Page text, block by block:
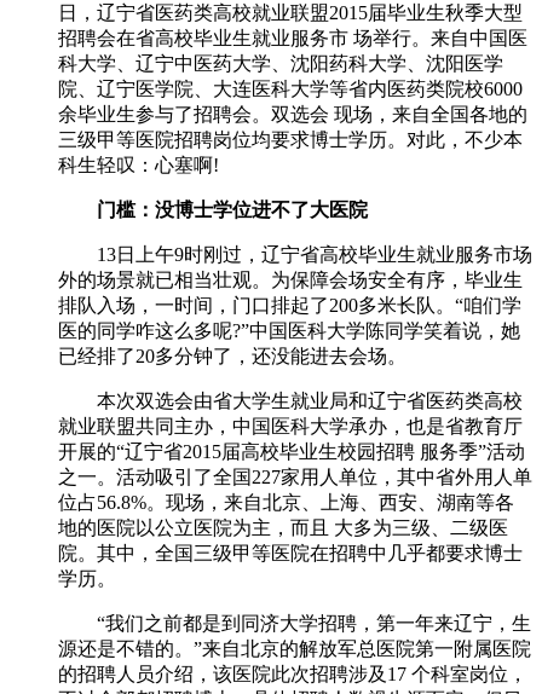
日，辽宁省医药类高校就业联盟2015届毕业生秋季大型
招聘会在省高校毕业生就业服务市 场举行。来自中国医
科大学、辽宁中医药大学、沈阳药科大学、沈阳医学
院、辽宁医学院、大连医科大学等省内医药类院校6000
余毕业生参与了招聘会。双选会 现场，来自全国各地的
三级甲等医院招聘岗位均要求博士学历。对此，不少本
科生轻叹：心塞啊!
门槛：没博士学位进不了大医院
13日上午9时刚过，辽宁省高校毕业生就业服务市场
外的场景就已相当壮观。为保障会场安全有序，毕业生
排队入场，一时间，门口排起了200多米长队。“咱们学
医的同学咋这么多呢?”中国医科大学陈同学笑着说，她
已经排了20多分钟了，还没能进去会场。
本次双选会由省大学生就业局和辽宁省医药类高校
就业联盟共同主办，中国医科大学承办，也是省教育厅
开展的“辽宁省2015届高校毕业生校园招聘 服务季”活动
之一。活动吸引了全国227家用人单位，其中省外用人单
位占56.8%。现场，来自北京、上海、西安、湖南等各
地的医院以公立医院为主，而且 大多为三级、二级医
院。其中，全国三级甲等医院在招聘中几乎都要求博士
学历。
“我们之前都是到同济大学招聘，第一年来辽宁，生
源还是不错的。”来自北京的解放军总医院第一附属医院
的招聘人员介绍，该医院此次招聘涉及17 个科室岗位，